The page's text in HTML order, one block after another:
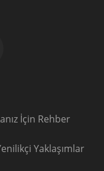
İçin Rehber
Yaklaşımlar